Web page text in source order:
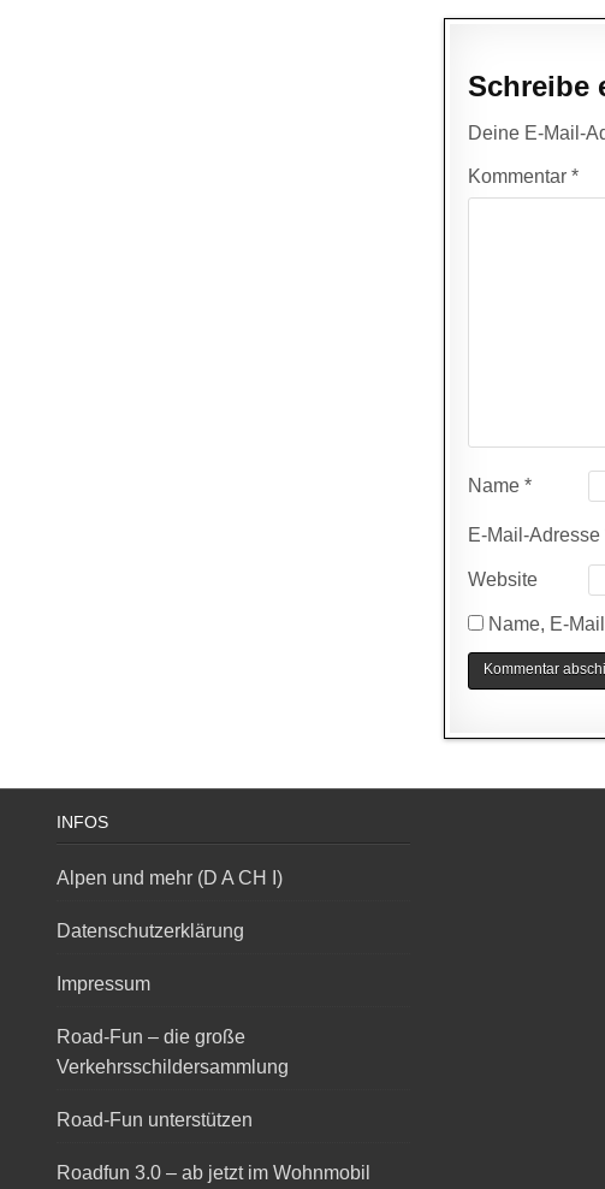
Schreibe
Deine E-Mail-
Kommentar*
Name*
E-Mail-Adresse
Website
Name, E-
INFOS
Alpen und mehr (D A CH I)
Datenschutzerklärung
Impressum
Road-Fun – die große
Verkehrsschildersammlung
Road-Fun unterstützen
Roadfun 3.0 – ab jetzt im Wohnmobil